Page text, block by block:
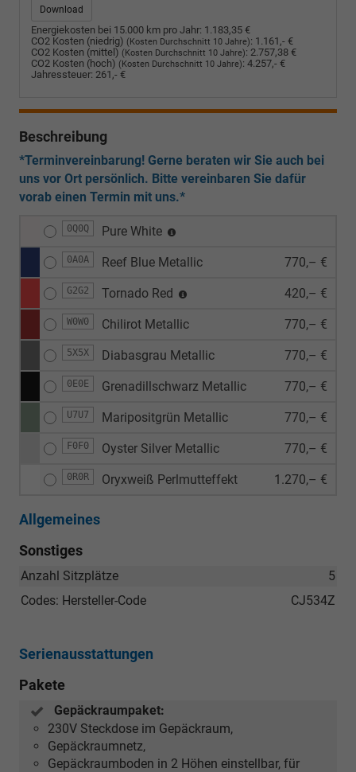
Download
Energiekosten bei 15.000 km pro Jahr: 1.183,35 €
CO2 Kosten (niedrig) (Kosten Durchschnitt 10 Jahre): 1.161,- €
CO2 Kosten (mittel) (Kosten Durchschnitt 10 Jahre): 2.757,38 €
CO2 Kosten (hoch) (Kosten Durchschnitt 10 Jahre): 4.257,- €
Jahressteuer: 261,- €
Beschreibung
*Terminvereinbarung! Gerne beraten wir Sie auch bei
uns vor Ort persönlich. Bitte vereinbaren Sie dafür
vorab einen Termin mit uns.*
0Q0Q Pure White
0A0A Reef Blue Metallic 770,– €
G2G2 Tornado Red 420,– €
W0W0 Chilirot Metallic 770,– €
5X5X Diabasgrau Metallic 770,– €
0E0E Grenadillschwarz Metallic 770,– €
U7U7 Maripositgrün Metallic 770,– €
F0F0 Oyster Silver Metallic 770,– €
0R0R Oryxweiß Perlmutteffekt 1.270,– €
Allgemeines
Sonstiges
5
Anzahl Sitzplätze
CJ534Z
Codes: Hersteller-Code
Serienausstattungen
Pakete
Gepäckraumpaket:
230V Steckdose im Gepäckraum,
Gepäckraumnetz,
Gepäckraumboden in 2 Höhen einstellbar, für